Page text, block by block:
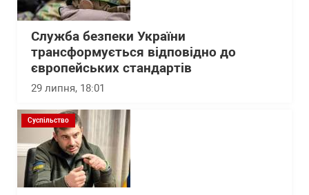
Служба безпеки України
трансформується відповідно до
європейських стандартів
29 липня, 18:01
Суспільство